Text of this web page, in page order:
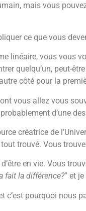
mais vous
ce que vous
linéaire, vous vous
quelqu’un, peut-
côté pour la
vous allez vous
d’une
créatrice de
trouvé. Vous
en vie. Vous
fait la différence?” et
c’est pourquoi nous